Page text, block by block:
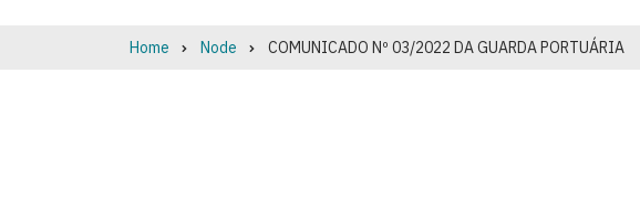
Home Node COMUNICADO Nº 03/2022 DA GUARDA PORTUÁRIA